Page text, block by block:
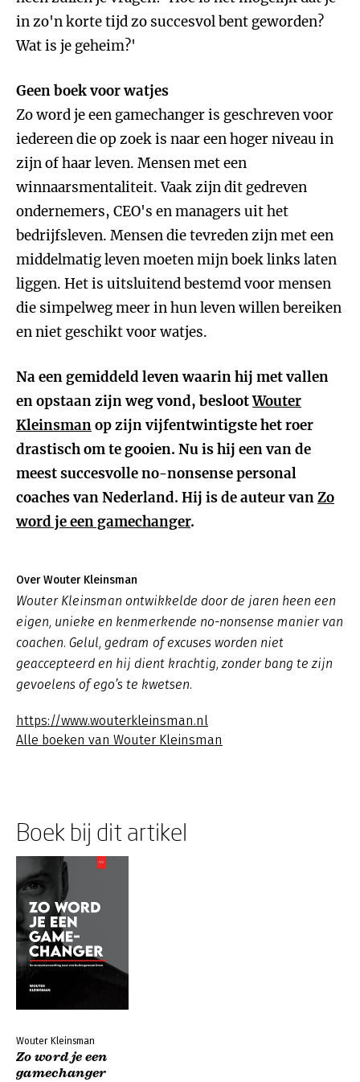
in zo'n korte tijd zo succesvol bent geworden?
Wat is je geheim?'
Geen boek voor watjes
Zo word je een gamechanger is geschreven voor
iedereen die op zoek is naar een hoger niveau in
zijn of haar leven. Mensen met een
winnaarsmentaliteit. Vaak zijn dit gedreven
ondernemers, CEO's en managers uit het
bedrijfsleven. Mensen die tevreden zijn met een
middelmatig leven moeten mijn boek links laten
liggen. Het is uitsluitend bestemd voor mensen
die simpelweg meer in hun leven willen bereiken
en niet geschikt voor watjes.
Na een gemiddeld leven waarin hij met vallen
en opstaan zijn weg vond, beslootWouter
Kleinsmanop zijn vijfentwintigste het roer
drastisch om te gooien. Nu is hij een van de
meest succesvolle no-nonsense personal
coaches van Nederland. Hij is de auteur vanZo
word je een gamechanger.
Over Wouter Kleinsman
Wouter Kleinsman ontwikkelde door de jaren heen een
eigen, unieke en kenmerkende no-nonsense manier van
coachen. Gelul, gedram of excuses worden niet
geaccepteerd en hij dient krachtig, zonder bang te zijn
gevoelens of ego’s te kwetsen.
https://www.wouterkleinsman.nl
Alle boeken van Wouter Kleinsman
Boek bij dit artikel
Wouter Kleinsman
Zo word je een
gamechanger